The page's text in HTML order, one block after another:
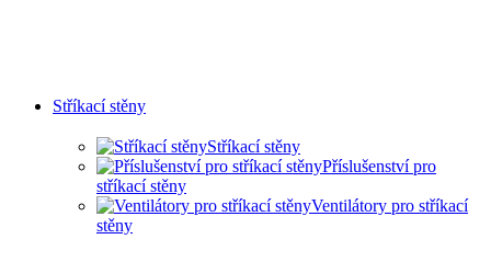
Stříkací stěny
Stříkací stěny
Příslušenství pro
stříkací stěny
Ventilátory pro stříkací
stěny